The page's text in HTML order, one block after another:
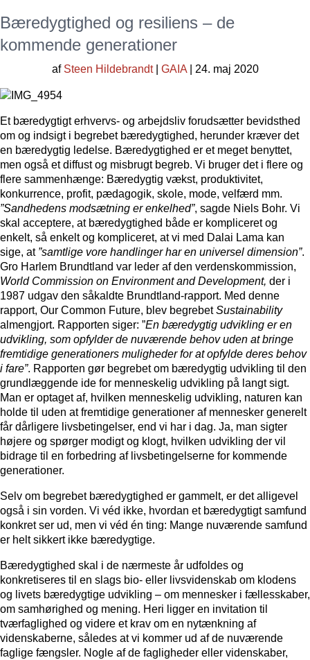
Bæredygtighed og resiliens – de
kommende generationer
af Steen Hildebrandt| GAIA| 24. maj 2020
Et bæredygtigt erhvervs- og arbejdsliv forudsætter bevidsthed
om og indsigt i begrebet bæredygtighed, herunder kræver det
en bæredygtig ledelse. Bæredygtighed er et meget benyttet,
men også et diffust og misbrugt begreb. Vi bruger det i flere og
flere sammenhænge: Bæredygtig vækst, produktivitet,
konkurrence, profit, pædagogik, skole, mode, velfærd mm.
”Sandhedens modsætning er enkelhed”, sagde Niels Bohr. Vi
skal acceptere, at bæredygtighed både er kompliceret og
enkelt, så enkelt og kompliceret, at vi med Dalai Lama kan
sige, at ”samtlige vore handlinger har en universel dimension”.
Gro Harlem Brundtland var leder af den verdenskommission,
World Commission on Environment and Development, der i
1987 udgav den såkaldte Brundtland-rapport. Med denne
rapport, Our Common Future, blev begrebetSustainability
almengjort. Rapporten siger: ”En bæredygtig udvikling er en
udvikling, som opfylder de nuværende behov uden at bringe
fremtidige generationers muligheder for at opfylde deres behov
i fare”. Rapporten gør begrebet om bæredygtig udvikling til den
grundlæggende ide for menneskelig udvikling på langt sigt.
Man er optaget af, hvilken menneskelig udvikling, naturen kan
holde til uden at fremtidige generationer af mennesker generelt
får dårligere livsbetingelser, end vi har i dag. Ja, man sigter
højere og spørger modigt og klogt, hvilken udvikling der vil
bidrage til en forbedring af livsbetingelserne for kommende
generationer.
Selv om begrebet bæredygtighed er gammelt, er det alligevel
også i sin vorden. Vi véd ikke, hvordan et bæredygtigt samfund
konkret ser ud, men vi véd én ting: Mange nuværende samfund
er helt sikkert ikke bæredygtige.
Bæredygtighed skal i de nærmeste år udfoldes og
konkretiseres til en slags bio- eller livsvidenskab om klodens
og livets bæredygtige udvikling – om mennesker i fællesskaber,
om samhørighed og mening. Heri ligger en invitation til
tværfaglighed og videre et krav om en nytænkning af
videnskaberne, således at vi kommer ud af de nuværende
faglige fængsler. Nogle af de fagligheder eller videnskaber,